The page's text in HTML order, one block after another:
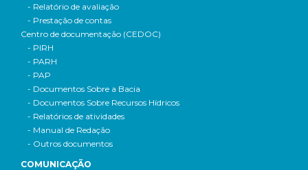
- Relatório de avaliação
- Prestação de contas
Centro de documentação (CEDOC)
- PIRH
- PARH
- PAP
- Documentos Sobre a Bacia
- Documentos Sobre Recursos Hídricos
- Relatórios de atividades
- Manual de Redação
- Outros documentos
COMUNICAÇÃO